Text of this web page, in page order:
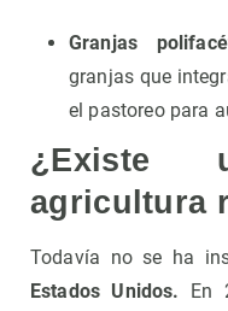
Granjas
granjas que
el pastoreo para
agricultura
Todavía no se ha
Estados Unidos. En